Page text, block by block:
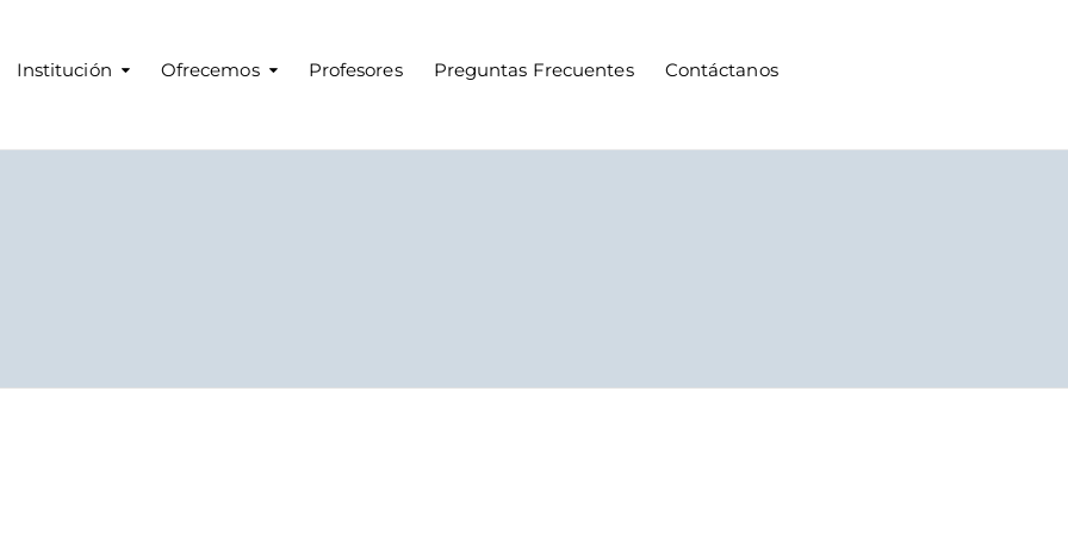
Institución Ofrecemos Profesores Preguntas Frecuentes Contáctanos